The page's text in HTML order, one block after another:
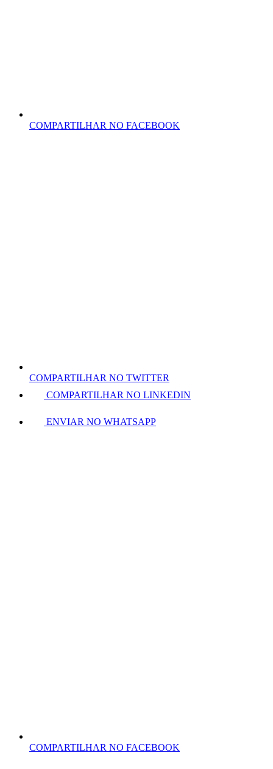
COMPARTILHAR NO FACEBOOK
COMPARTILHAR NO TWITTER
COMPARTILHAR NO LINKEDIN
ENVIAR NO WHATSAPP
COMPARTILHAR NO FACEBOOK